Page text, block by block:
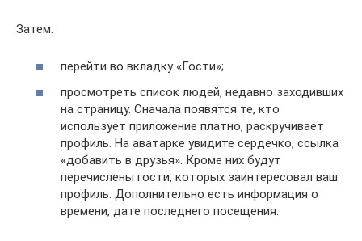
Затем:
перейти во вкладку «Гости»;
просмотреть список людей, недавно заходивших
на страницу. Сначала появятся те, кто
использует приложение платно, раскручивает
профиль. На аватарке увидите сердечко, ссылка
«добавить в друзья». Кроме них будут
перечислены гости, которых заинтересовал ваш
профиль. Дополнительно есть информация о
времени, дате последнего посещения.